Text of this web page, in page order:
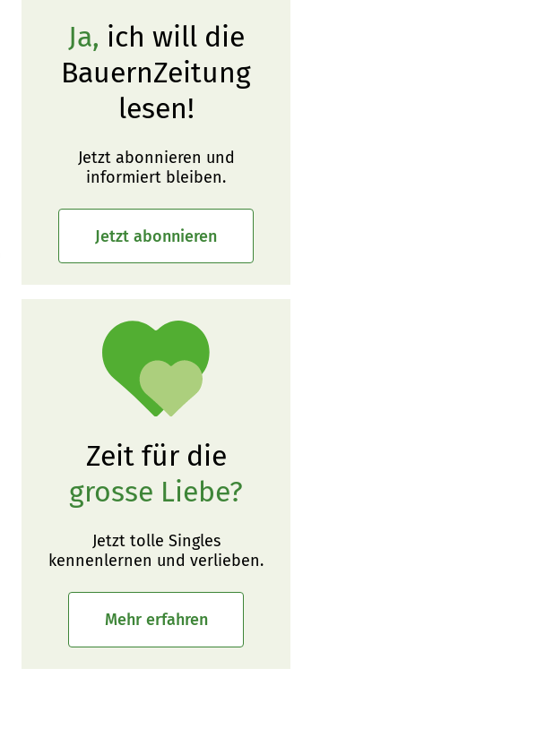
Ja, ich will die
BauernZeitung
lesen!
Jetzt abonnieren und
informiert bleiben.
Jetzt abonnieren
Zeit für die
grosse Liebe?
Jetzt tolle Singles
kennenlernen und verlieben.
Mehr erfahren